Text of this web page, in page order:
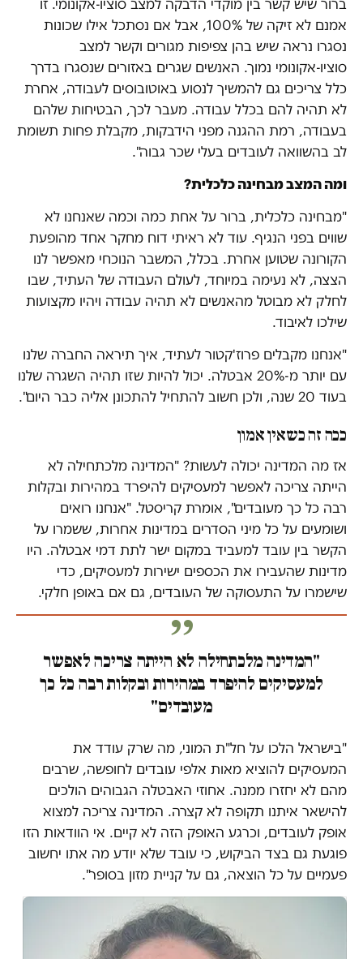
ברור שיש קשר בין מוקדי הדבקה למצב סוציו-אקונומי. זו
אמנם לא זיקה של 100%, אבל אם נסתכל אילו שכונות
נסגרו נראה שיש בהן צפיפות מגורים וקשר למצב
סוציו-אקונומי נמוך. האנשים שגרים באזורים שנסגרו בדרך
כלל צריכים גם להמשיך לנסוע באוטובוסים לעבודה, אחרת
לא תהיה להם בכלל עבודה. מעבר לכך, הבטיחות שלהם
בעבודה, רמת ההגנה מפני הידבקות, מקבלת פחות תשומת
לב בהשוואה לעובדים בעלי שכר גבוה".
ומה המצב מבחינה כלכלית?
"מבחינה כלכלית, ברור על אחת כמה וכמה שאנחנו לא
שווים בפני הנגיף. עוד לא ראיתי דוח מחקר אחד מהופעת
הקורונה שטוען אחרת. בכלל, המשבר הנוכחי מאפשר לנו
הצצה, לא נעימה במיוחד, לעולם העבודה של העתיד, שבו
לחלק לא מבוטל מהאנשים לא תהיה עבודה ויהיו מקצועות
שילכו לאיבוד.
"אנחנו מקבלים פרוז'קטור לעתיד, איך תיראה החברה שלנו
עם יותר מ-20% אבטלה. יכול להיות שזו תהיה השגרה שלנו
בעוד 20 שנה, ולכן חשוב להתחיל להתכונן אליה כבר היום".
ככה זה כשאין אמון
אז מה המדינה יכולה לעשות? "המדינה מלכתחילה לא
הייתה צריכה לאפשר למעסיקים להיפרד במהירות ובקלות
רבה כל כך מעובדים", אומרת קריסטל. "אנחנו רואים
ושומעים על כל מיני הסדרים במדינות אחרות, ששמרו על
הקשר בין עובד למעביד במקום ישר לתת דמי אבטלה. היו
מדינות שהעבירו את הכספים ישירות למעסיקים, כדי
שישמרו על התעסוקה של העובדים, גם אם באופן חלקי.
"המדינה מלכתחילה לא הייתה צריכה לאפשר
למעסיקים להיפרד במהירות ובקלות רבה כל כך
מעובדים"
"בישראל הלכו על חל"ת המוני, מה שרק עודד את
המעסיקים להוציא מאות אלפי עובדים לחופשה, שרבים
מהם לא יחזרו ממנה. אחוזי האבטלה הגבוהים הולכים
להישאר איתנו תקופה לא קצרה. המדינה צריכה למצוא
אופק לעובדים, וכרגע האופק הזה לא קיים. אי הוודאות הזו
פוגעת גם בצד הביקוש, כי עובד שלא יודע מה אתו יחשוב
פעמיים על כל הוצאה, גם על קניית מזון בסופר".